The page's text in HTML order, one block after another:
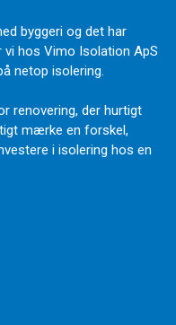
byggeri og det har
vi hos Vimo Isolation ApS
netop isolering.
renovering, der hurtigt
mærke en forskel,
i isolering hos en